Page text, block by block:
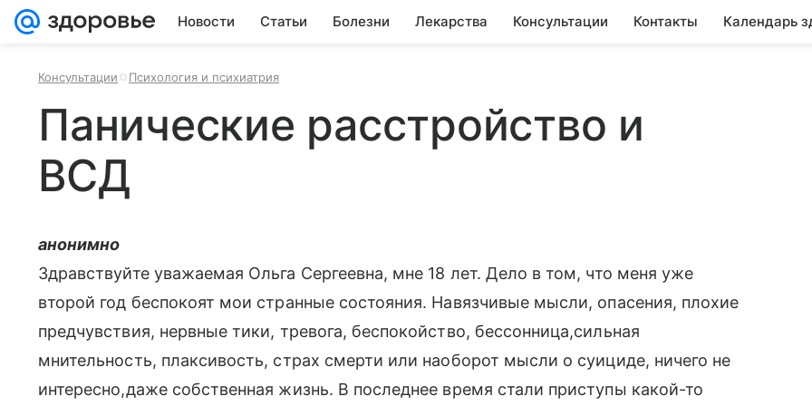
Новости Статьи Болезни Лекарства Консультации Контакты Календарь
Консультации Психология и психиатрия
Панические расстройство и
ВСД
анонимно
Здравствуйте уважаемая Ольга Сергеевна, мне 18 лет. Дело в том, что меня уже
второй год беспокоят мои странные состояния. Навязчивые мысли, опасения, плохие
предчувствия, нервные тики, тревога, беспокойство, бессонница,сильная
мнительность, плаксивость, страх смерти или наоборот мысли о суициде, ничего не
интересно,даже собственная жизнь. В последнее время стали приступы какой-то